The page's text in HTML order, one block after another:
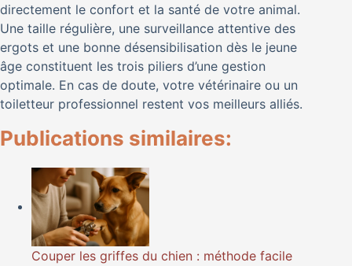
directement le confort et la santé de votre animal.
Une taille régulière, une surveillance attentive des
ergots et une bonne désensibilisation dès le jeune
âge constituent les trois piliers d’une gestion
optimale. En cas de doute, votre vétérinaire ou un
toiletteur professionnel restent vos meilleurs alliés.
Publications similaires:
Couper les griffes du chien : méthode facile